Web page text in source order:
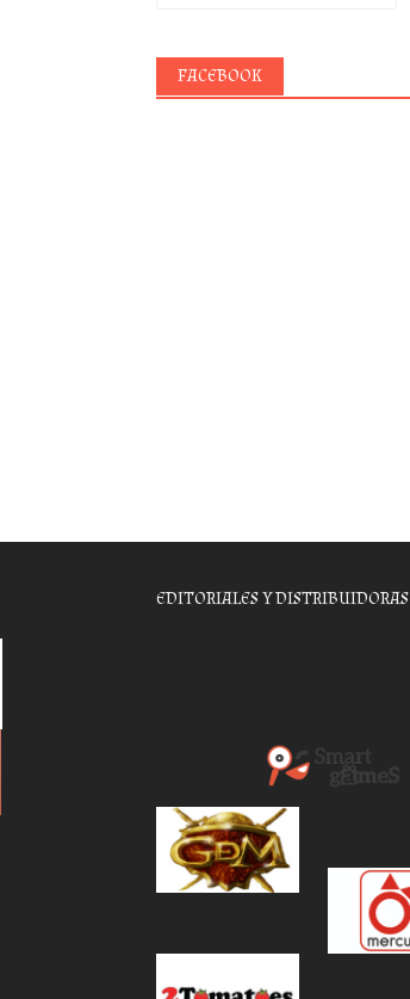
FACEBOOK
EDITORIALES Y DISTRIBUIDORAS